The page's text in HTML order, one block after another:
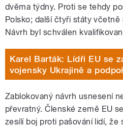
dvěma týdny. Proti se tehdy
Polsko; další čtyři státy včetně
Návrh byl schválen
Karel Barták: Lídři EU se
vojensky Ukrajině a
Zablokovaný návrh usnesení
převratný. Členské země EU
zesílí boj proti pašování lidí, že